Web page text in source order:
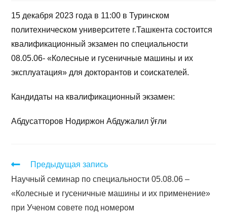
15 декабря 2023 года в 11:00 в Туринском
политехническом университете г.Ташкента состоится
квалификационный экзамен по специальности
08.05.06- «Колесные и гусеничные машины и их
эксплуатация» для докторантов и соискателей.
Кандидаты на квалификационный экзамен:
Абдусатторов Нодиржон Абдужалил ўғли
Предыдущая запись
Научный семинар по специальности 05.08.06 –
«Колесные и гусеничные машины и их применение»
при Ученом совете под номером